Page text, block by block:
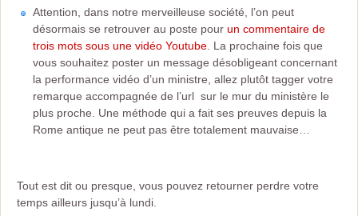
Attention, dans notre merveilleuse société, l’on peut
désormais se retrouver au poste pour un commentaire de
trois mots sous une vidéo Youtube . La prochaine fois que
vous souhaitez poster un message désobligeant concernant
la performance vidéo d’un ministre, allez plutôt tagger votre
remarque accompagnée de l’url sur le mur du ministère le
plus proche. Une méthode qui a fait ses preuves depuis la
Rome antique ne peut pas être totalement mauvaise…
Tout est dit ou presque, vous pouvez retourner perdre votre
temps ailleurs jusqu’à lundi.